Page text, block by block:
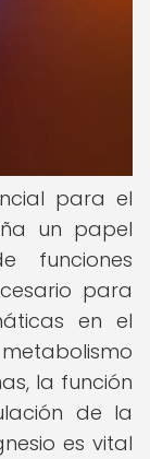
para el
un papel
funciones
para
en el
la función
de la
es vital